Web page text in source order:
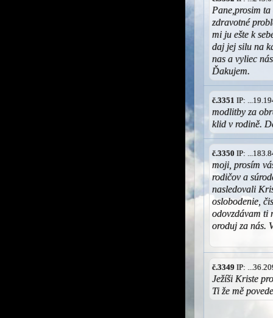
Pane,prosim
zdravotné
mi ju ešte k
daj jej silu na
nas a vyliec
Ďakujem.
č.3351 IP:
modlitby za
klid v rodině.
č.3350 IP:
moji, prosím
rodičov a
nasledovali
oslobodenie,
odovzdávam ti
oroduj za nás.
č.3349 IP:
Ježíši Kriste
Ti že mě